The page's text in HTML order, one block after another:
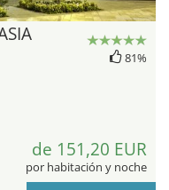
81%
de 151,20 EUR
por habitación y noche